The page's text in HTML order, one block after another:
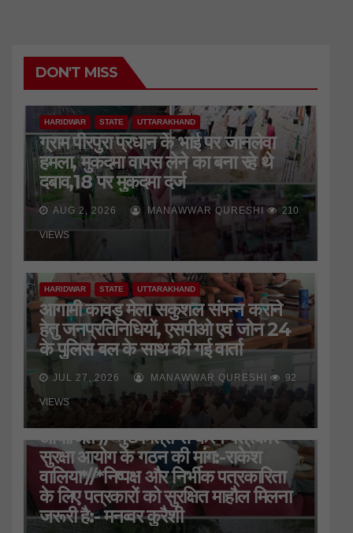
DON'T MISS
HARIDWAR STATE UTTARAKHAND
ग्राम पीरपुरा प्रधान के भाई पर जानलेवा
हमला, मुकदमा वापस लेने का बना रहे थे
दबाव,18 पर मुकदमा दर्ज
AUG 2, 2026 MANAWWAR QURESHI 210
VIEWS
HARIDWAR STATE UTTARAKHAND
आगामी कावड़ मेला सकुशल संपन्न कराने
हेतु जनप्रतिनिधियों, एसपीओ एवं जोन 24
के पुलिस बल के साथ की गई वार्ता
JUL 27, 2026 MANAWWAR QURESHI 92
VIEWS
HARIDWAR STATE UTTARAKHAND
जिला प्रेस क्लब की बैठक
आयोजित*//*मुख्यमंत्री से करेंगे पत्रकार
सुरक्षा आयोग के गठन की मांग:-राकेश
वालिया*//*निष्पक्ष और निर्भीक पत्रकारिता
के लिए पत्रकारों को सुरक्षित माहौल मिलना
जरूरी है:- मनव्वर कुरैशी